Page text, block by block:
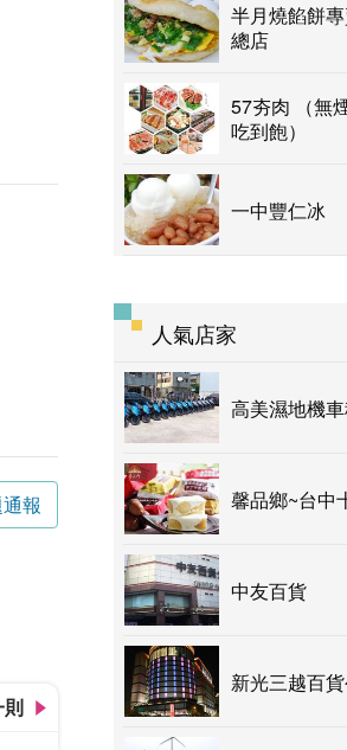
報
則
半月燒餡餅
總店
57夯肉 （無
吃到飽）
一中豐仁冰
人氣店家
高美濕地機
馨品鄉~台中
中友百貨
新光三越百